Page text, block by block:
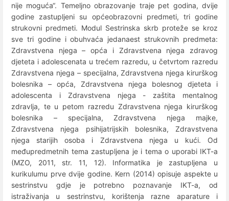
nije moguća“. Temeljno obrazovanje traje pet godina, dvije
godine zastupljeni su općeobrazovni predmeti, tri godine
strukovni predmeti. Modul Sestrinska skrb proteže se kroz
sve tri godine i obuhvaća jedanaest strukovnih predmeta:
Zdravstvena njega – opća i Zdravstvena njega zdravog
djeteta i adolescenata u trećem razredu, u četvrtom razredu
Zdravstvena njega – specijalna, Zdravstvena njega kirurškog
bolesnika – opća, Zdravstvena njega bolesnog djeteta i
adolescenta i Zdravstvena njega - zaštita mentalnog
zdravlja, te u petom razredu Zdravstvena njega kirurškog
bolesnika – specijalna, Zdravstvena njega majke,
Zdravstvena njega psihijatrijskih bolesnika, Zdravstvena
njega starijih osoba i Zdravstvena njega u kući. Od
međupredmetnih tema zastupljena je i tema o uporabi IKT-a
(MZO, 2011, str. 11, 12). Informatika je zastupljena u
kurikulumu prve dvije godine. Kern (2014) opisuje aspekte u
sestrinstvu gdje je potrebno poznavanje IKT-a, od
istraživanja u sestrinstvu, korištenja razne aparature i